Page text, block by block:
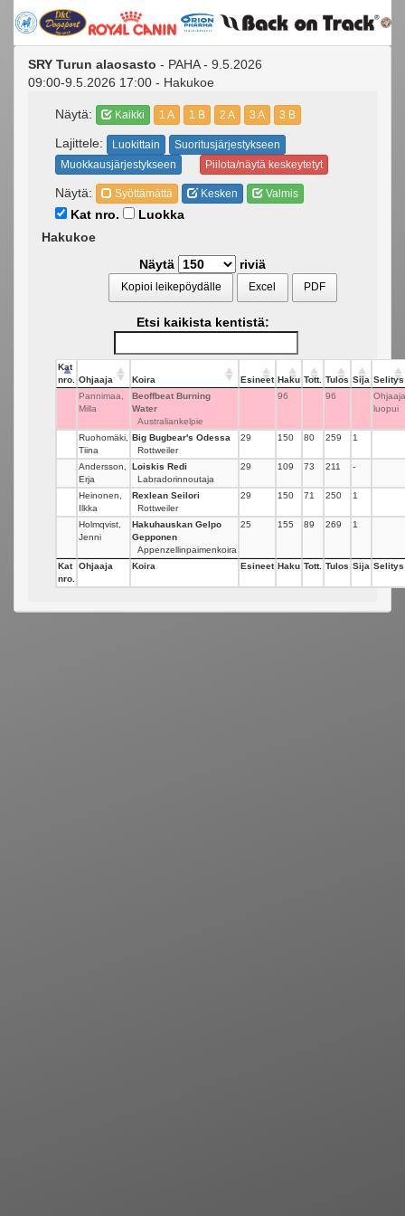
SRY Turun alaosasto - PAHA - 9.5.2026
09:00-9.5.2026 17:00 - Hakukoe
Näytä: Kaikki 1 A 1 B 2 A 3 A 3 B
Lajittele: Luokittain
Suoritusjärjestykseen
Muokkausjärjestykseen
Piilota/näytä keskeytetyt
Näytä: Syöttämättä Kesken Valmis
Kat nro.
Luokka
Hakukoe
Näytä
riviä
Kopioi leikepöydälle Excel PDF
Etsi kaikista kentistä:
Kat
nro.
Ohjaaja Koira Esineet Haku Tott. Tulos Sija Selitys
Pannimaa,
Milla
Beoffbeat Burning
Water
Australiankelpie
96 96
Ohjaaja
luopui
Ruohomäki,
Tiina
Big Bugbear's Odessa
Rottweiler
29 150 80 259 1
Andersson,
Erja
Loiskis Redi
Labradorinnoutaja
29 109 73 211 -
Heinonen,
Ilkka
Rexlean Seilori
Rottweiler
29 150 71 250 1
Holmqvist,
Jenni
Hakuhauskan Gelpo
Gepponen
Appenzellinpaimenkoira
25 155 89 269 1
Kat
nro.
Ohjaaja Koira Esineet Haku Tott. Tulos Sija Selitys